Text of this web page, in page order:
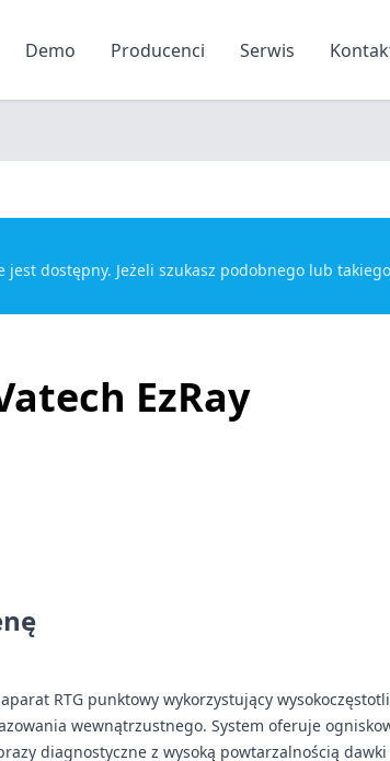
Demo Producenci Serwis
jest dostępny. Jeżeli szukasz podobnego lub
EzRay
RTG punktowy wykorzystujący
wewnątrzustnego. System oferuje
diagnostyczne z wysoką powtarzalnością dawki